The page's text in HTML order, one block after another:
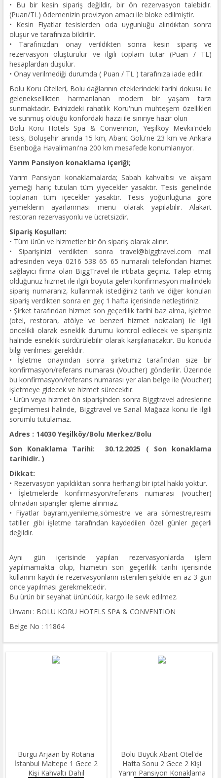
• Bu bir kesin sipariş değildir, bir ön rezervasyon talebidir.
(Puan/TL) ödemenizin provizyon amacı ile bloke edilmiştir.
• Kesin Fiyatlar tesislerden oda uygunluğu alındıktan sonra
oluşur ve tarafınıza bildirilir.
• Tarafınızdan onay verildikten sonra kesin sipariş ve
rezervasyon oluşturulur ve ilgili toplam tutar (Puan / TL)
hesaplardan düşülür.
• Onay verilmediği durumda ( Puan / TL ) tarafınıza iade edilir.
Bolu Koru Otelleri, Bolu dağlarının eteklerindeki tarihi dokusu ile
geleneksellikten harmanlanan modern bir yaşam tarzı
sunmaktadır. Evinizdeki rahatlık Koru'nun muhteşem özellikleri
ve sunmuş olduğu konfordaki hazzı ile sınırıye hazır olun
Bolu Koru Hotels Spa & Convenrion, Yeşilköy Mevkii'ndeki
tesis, Boluşehir anında 15 km, Abant Gölü'ne 23 km ve Ankara
Esenboğa Havalimanı'na 200 km mesafede konumlanıyor.
Yarım Pansiyon konaklama içeriği;
Yarım Pansiyon konaklamalarda; Sabah kahvaltısı ve akşam
yemeği hariç tutulan tüm yiyecekler yasaktır. Tesis genelinde
toplanan tüm içecekler yasaktır. Tesis yoğunluğuna göre
yemeklerin ayarlanması menü olarak yapılabilir. Alakart
restoran rezervasyonlu ve ücretsizdir.
Sipariş Koşulları:
• Tüm ürün ve hizmetler bir ön sipariş olarak alınır.
• Siparişinizi verdikten sonra travel@biggtravel.com mail
adresinden veya 0216 538 65 65 numaralı telefondan hizmet
sağlayıcı firma olan BiggTravel ile irtibata geçiniz. Talep etmiş
olduğunuz hizmet ile ilgili boyuta gelen konfirmasyon mailindeki
sipariş numaranız, kullanmak istediğiniz tarih ve diğer konuları
sipariş verdikten sonra en geç 1 hafta içerisinde netleştiriniz.
• Şirket tarafından hizmet son geçerlilik tarihi baz alma, işletme
(otel, restoran, atölye ve benzeri hizmet noktaları) ile ilgili
öncelikli olarak esneklik durumu kontrol edilecek ve siparişiniz
halinde esneklik sürdürülebilir olarak karşılanacaktır. Bu konuda
bilgi verilmesi gereklidir.
• İşletme onayından sonra şirketimiz tarafından size bir
konfirmasyon/referans numarası (Voucher) gönderilir. Üzerinde
bu konfirmasyon/referans numarası yer alan belge ile (Voucher)
işletmeye gidecek ve hizmet sürecektir.
• Ürün veya hizmet ön siparişinden sonra Biggtravel adreslerine
geçilmemesi halinde, Biggtravel ve Sanal Mağaza konu ile ilgili
sorumlu tutulamaz.
Adres : 14030 Yeşilköy/Bolu Merkez/Bolu
Son Konaklama Tarihi:
30.12.2025 ( Son konaklama
tarihidir. )
Dikkat:
• Rezervasyon yapıldıktan sonra herhangi bir iptal hakkı yoktur.
• İşletmelerde konfirmasyon/referans numarası (voucher)
olmadan siparişler işleme alınmaz.
• Fiyatlar bayram,yenileme,sömestre ve ara sömestre,resmi
tatiller gibi işletme tarafından kaydedilen özel günler geçerli
değildir.
Aynı gün içerisinde yapılan rezervasyonlarda işlem
yapılmamakta olup, hizmetin son geçerlilik tarihi içerisinde
kullanım kaydı ile rezervasyonların istenilen şekilde en az 3 gün
önce yapılması gerekmektedir.
Bu ürün bir seyahat ürünüdür, kargo ile sevk edilmez.
Ünvanı : BOLU KORU HOTELS SPA & CONVENTION
Belge No : 11864
Burgu Arjaan by Rotana
İstanbul Maltepe 1 Gece 2
Kişi Kahvaltı Dahil
Bolu Büyük Abant Otel'de
Hafta Sonu 2 Gece 2 Kişi
Yarım Pansiyon Konaklama